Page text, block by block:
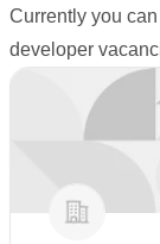
Currently you
developer